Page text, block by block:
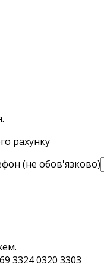
рахунку
(не обов'язково)
3324 0320 3303